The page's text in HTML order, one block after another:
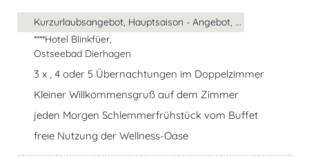
Kurzurlaubsangebot, Hauptsaison - Angebot, ...
****Hotel Blinkfüer,
Ostseebad Dierhagen
3 x , 4 oder 5 Übernachtungen im Doppelzimmer
Kleiner Willkommensgruß auf dem Zimmer
jeden Morgen Schlemmerfrühstück vom Buffet
freie Nutzung der Wellness-Oase